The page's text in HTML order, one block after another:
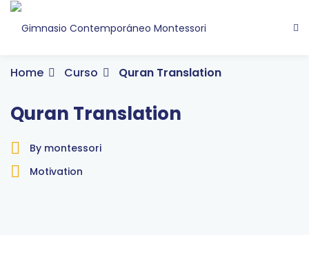
Home Curso Quran Translation
Quran Translation
By montessori
Motivation